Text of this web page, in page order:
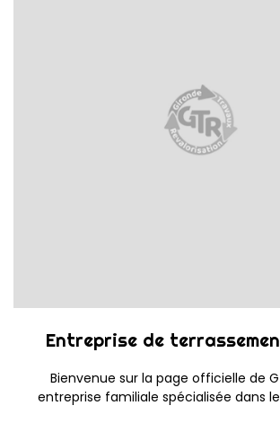
Entreprise de
Bienvenue sur la page officielle de
entreprise familiale spécialisée dans